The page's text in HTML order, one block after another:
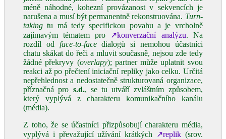
méně náhodné, kohezní provázanost v sekvencích je
narušena a musí být permanentně rekonstruována. Turn-
taking tu má tedy specifickou povahu a je vrcholně
zajímavým tématem pro ↗konverzační analýzu. Na
rozdíl od face-to-facedialogů si nemohou účastníci
chatu skákat do řeči a mluvit současně, nejsou zde tedy
žádné překryvy (overlapy); partner může uplatnit svou
reakci až po přečtení iniciační repliky jako celku. Určitá
nepřehlednost a nedostatečně strukturovaná organizace,
příznačná pro s.d., se tu utváří zvláštním způsobem,
který vyplývá z charakteru komunikačního kanálu
(média).
Z toho, že se účastníci přizpůsobují charakteru média,
vyplývá i převažující užívání krátkých
↗replik(srov.